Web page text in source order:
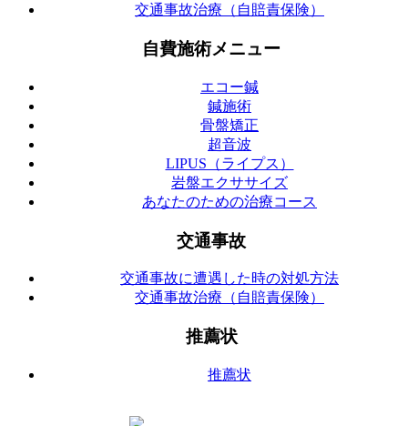
交通事故治療（自賠責保険）
自費施術メニュー
エコー鍼
鍼施術
骨盤矯正
超音波
LIPUS（ライプス）
岩盤エクササイズ
あなたのための治療コース
交通事故
交通事故に遭遇した時の対処方法
交通事故治療（自賠責保険）
推薦状
推薦状